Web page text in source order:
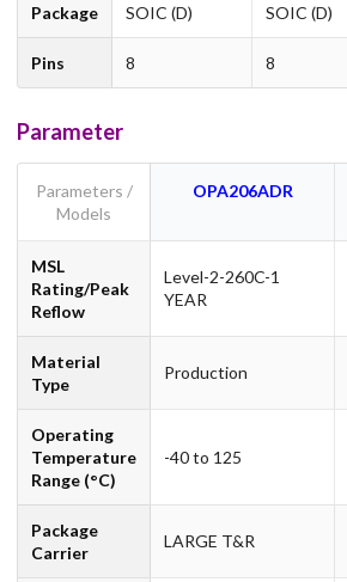
Package SOIC (D) SOIC (D)
Pins 8 8
Parameter
Parameters /
Models
OPA206ADR
MSL
Rating/Peak
Reflow
Level-2-260C-1
YEAR
Material
Type
Production
Operating
Temperature
Range (°C)
-40 to 125
Package
Carrier
LARGE T&R